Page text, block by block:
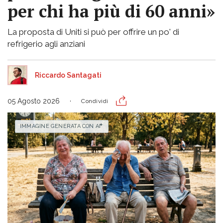
per chi ha più di 60 anni»
La proposta di Uniti si può per offrire un po' di
refrigerio agli anziani
Riccardo Santagati
05 Agosto 2026 Condividi
IMMAGINE GENERATA CON AI